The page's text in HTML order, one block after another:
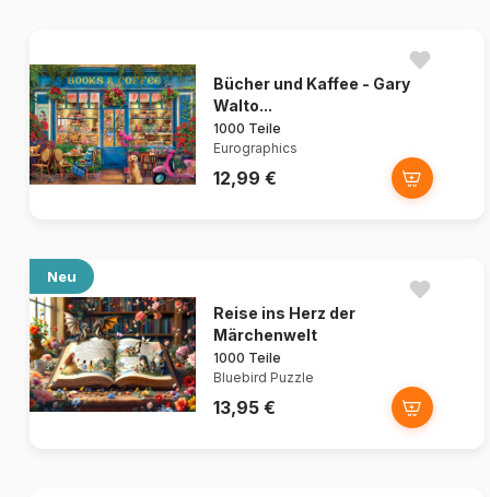
Bücher und Kaffee - Gary
Walto...
1000 Teile
Eurographics
12,99 €
Neu
Reise ins Herz der
Märchenwelt
1000 Teile
Bluebird Puzzle
13,95 €